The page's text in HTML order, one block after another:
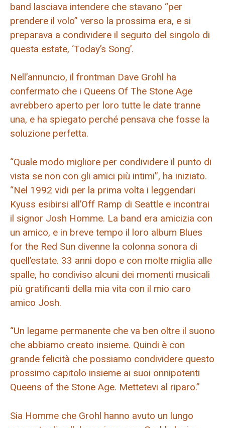
band lasciava intendere che stavano “per
prendere il volo” verso la prossima era, e si
preparava a condividere il seguito del singolo di
questa estate, ‘Today’s Song’.
Nell’annuncio, il frontman Dave Grohl ha
confermato che i Queens Of The Stone Age
avrebbero aperto per loro tutte le date tranne
una, e ha spiegato perché pensava che fosse la
soluzione perfetta.
“Quale modo migliore per condividere il punto di
vista se non con gli amici più intimi”, ha iniziato.
“Nel 1992 vidi per la prima volta i leggendari
Kyuss esibirsi all’Off Ramp di Seattle e incontrai
il signor Josh Homme. La band era amicizia con
un amico, e in breve tempo il loro album Blues
for the Red Sun divenne la colonna sonora di
quell’estate. 33 anni dopo e con molte miglia alle
spalle, ho condiviso alcuni dei momenti musicali
più gratificanti della mia vita con il mio caro
amico Josh.
“Un legame permanente che va ben oltre il suono
che abbiamo creato insieme. Quindi è con
grande felicità che possiamo condividere questo
prossimo capitolo insieme ai suoi onnipotenti
Queens of the Stone Age. Mettetevi al riparo.”
Sia Homme che Grohl hanno avuto un lungo